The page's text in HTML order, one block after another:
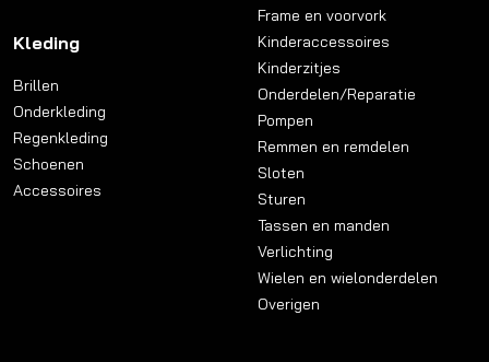
Kleding
Brillen
Onderkleding
Regenkleding
Schoenen
Accessoires
Frame en voorvork
Kinderaccessoires
Kinderzitjes
Onderdelen/Reparatie
Pompen
Remmen en remdelen
Sloten
Sturen
Tassen en manden
Verlichting
Wielen en wielonderdelen
Overigen